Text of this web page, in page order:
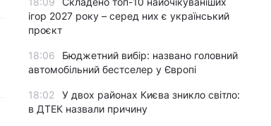
ігор 2027 року – серед них є український
проєкт
18:06
Бюджетний вибір: названо головний
автомобільний бестселер у Європі
18:02
У двох районах Києва зникло світло:
в ДТЕК назвали причину